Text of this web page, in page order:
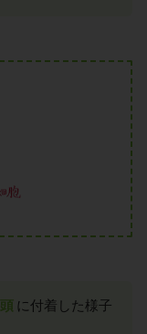
に付着した様子